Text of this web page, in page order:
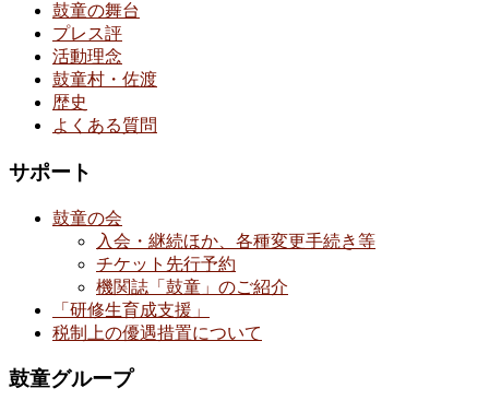
鼓童の舞台
プレス評
活動理念
鼓童村・佐渡
歴史
よくある質問
サポート
鼓童の会
入会・継続ほか、各種変更手続き等
チケット先行予約
機関誌「鼓童」のご紹介
「研修生育成支援」
税制上の優遇措置について
鼓童グループ